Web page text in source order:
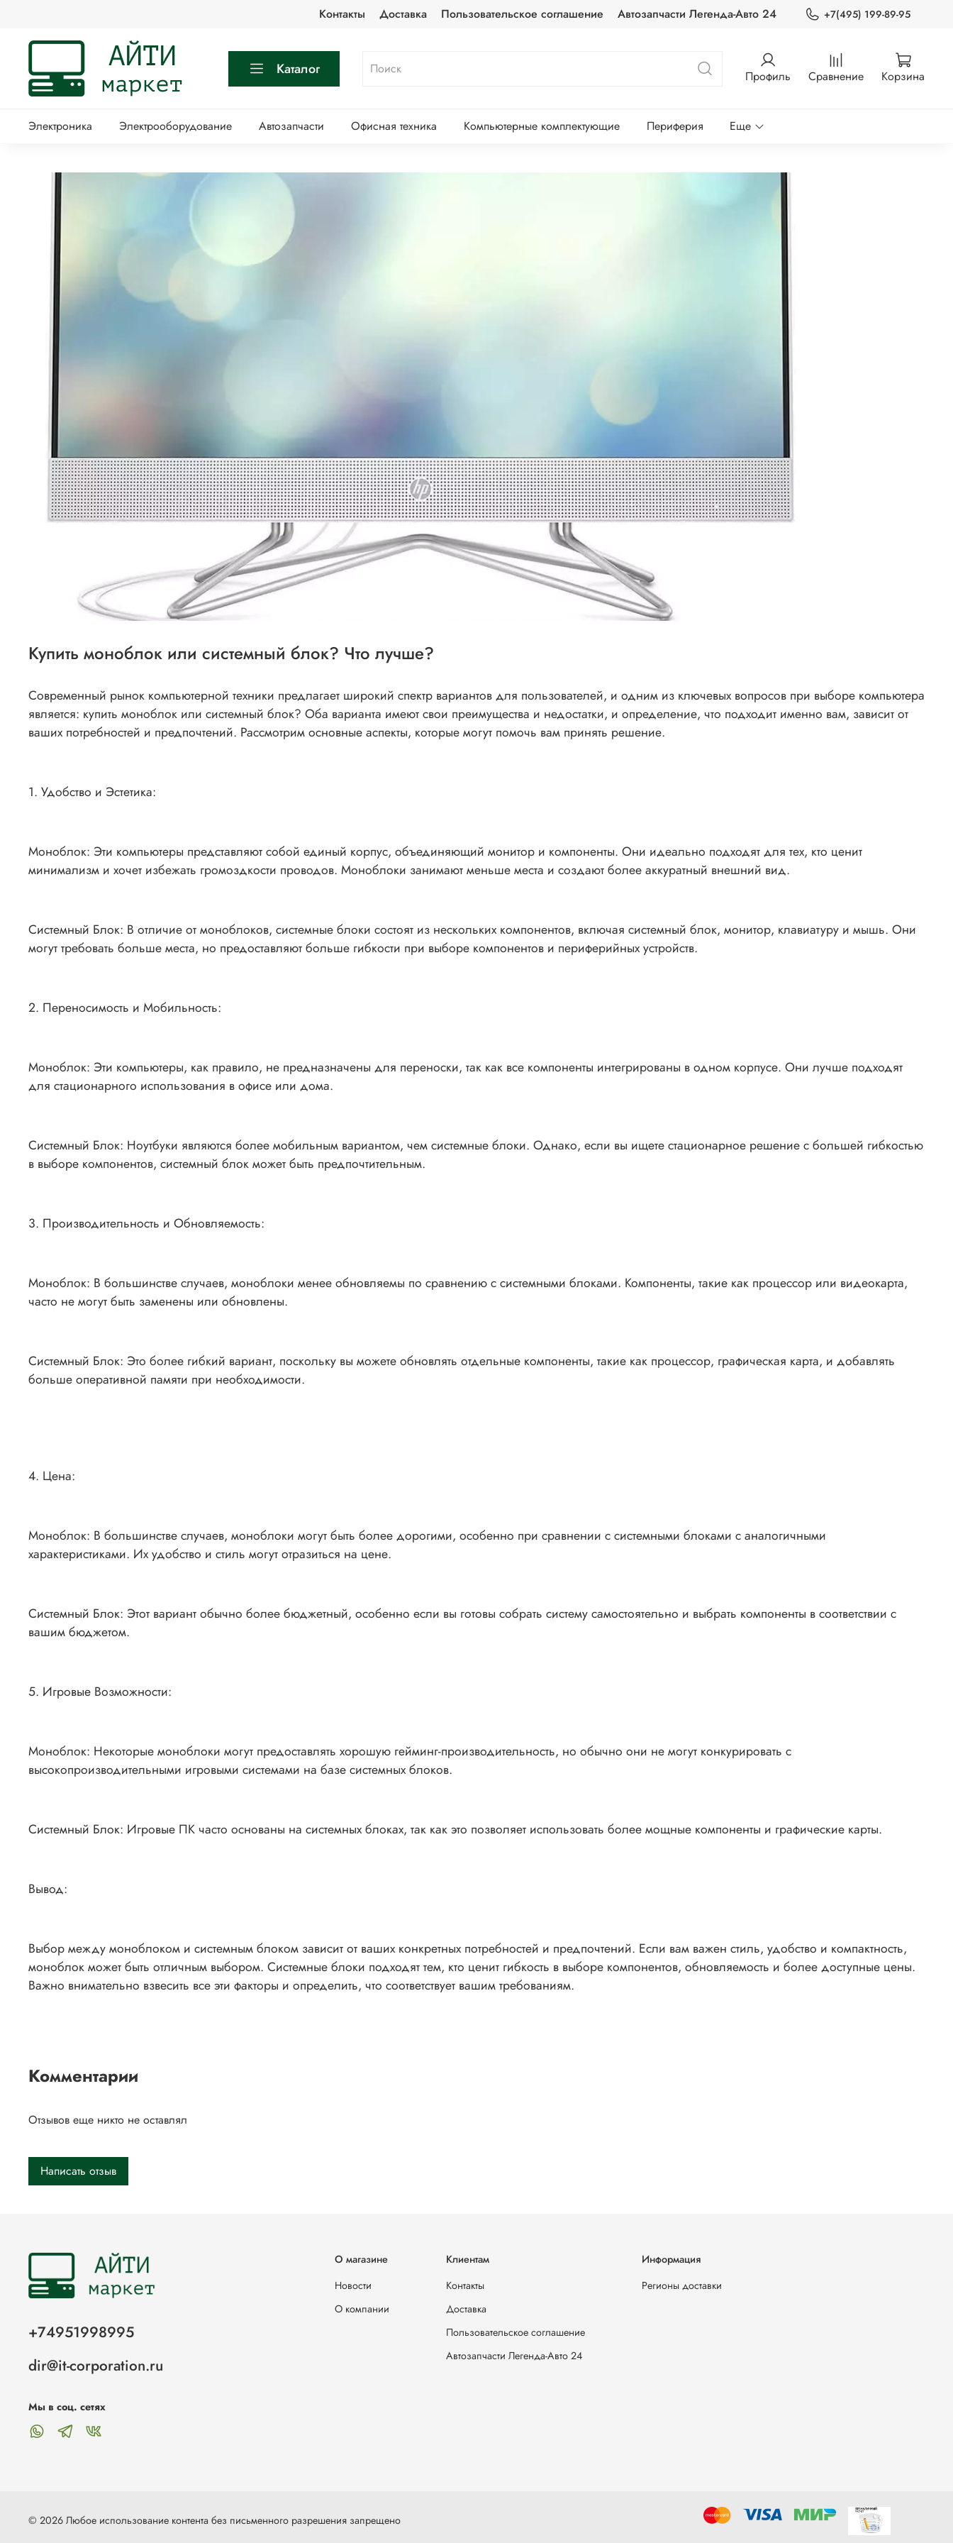
Контакты Доставка Пользовательское соглашение Автозапчасти Легенда-Авто 24 +7(495) 199-89-95
Каталог Профиль Сравнение Корзина
Электроника Электрооборудование Автозапчасти Офисная техника Компьютерные комплектующие Периферия Еще
Купить моноблок или системный блок? Что лучше?
Современный рынок компьютерной техники предлагает широкий спектр вариантов для пользователей, и одним из ключевых вопросов при выборе компьютера
является: купить моноблок или системный блок? Оба варианта имеют свои преимущества и недостатки, и определение, что подходит именно вам, зависит от
ваших потребностей и предпочтений. Рассмотрим основные аспекты, которые могут помочь вам принять решение.
1. Удобство и Эстетика:
Моноблок: Эти компьютеры представляют собой единый корпус, объединяющий монитор и компоненты. Они идеально подходят для тех, кто ценит
минимализм и хочет избежать громоздкости проводов. Моноблоки занимают меньше места и создают более аккуратный внешний вид.
Системный Блок: В отличие от моноблоков, системные блоки состоят из нескольких компонентов, включая системный блок, монитор, клавиатуру и мышь. Они
могут требовать больше места, но предоставляют больше гибкости при выборе компонентов и периферийных устройств.
2. Переносимость и Мобильность:
Моноблок: Эти компьютеры, как правило, не предназначены для переноски, так как все компоненты интегрированы в одном корпусе. Они лучше подходят
для стационарного использования в офисе или дома.
Системный Блок: Ноутбуки являются более мобильным вариантом, чем системные блоки. Однако, если вы ищете стационарное решение с большей гибкостью
в выборе компонентов, системный блок может быть предпочтительным.
3. Производительность и Обновляемость:
Моноблок: В большинстве случаев, моноблоки менее обновляемы по сравнению с системными блоками. Компоненты, такие как процессор или видеокарта,
часто не могут быть заменены или обновлены.
Системный Блок: Это более гибкий вариант, поскольку вы можете обновлять отдельные компоненты, такие как процессор, графическая карта, и добавлять
больше оперативной памяти при необходимости.
4. Цена:
Моноблок: В большинстве случаев, моноблоки могут быть более дорогими, особенно при сравнении с системными блоками с аналогичными
характеристиками. Их удобство и стиль могут отразиться на цене.
Системный Блок: Этот вариант обычно более бюджетный, особенно если вы готовы собрать систему самостоятельно и выбрать компоненты в соответствии с
вашим бюджетом.
5. Игровые Возможности:
Моноблок: Некоторые моноблоки могут предоставлять хорошую гейминг-производительность, но обычно они не могут конкурировать с
высокопроизводительными игровыми системами на базе системных блоков.
Системный Блок: Игровые ПК часто основаны на системных блоках, так как это позволяет использовать более мощные компоненты и графические карты.
Вывод:
Выбор между моноблоком и системным блоком зависит от ваших конкретных потребностей и предпочтений. Если вам важен стиль, удобство и компактность,
моноблок может быть отличным выбором. Системные блоки подходят тем, кто ценит гибкость в выборе компонентов, обновляемость и более доступные цены.
Важно внимательно взвесить все эти факторы и определить, что соответствует вашим требованиям.
Комментарии
Отзывов еще никто не оставлял
Написать отзыв
О магазине
Новости
О компании
Клиентам
Контакты
Доставка
Пользовательское соглашение
Автозапчасти Легенда-Авто 24
Информация
Регионы доставки
+74951998995
dir@it-corporation.ru
Мы в соц. сетях
© 2026 Любое использование контента без письменного разрешения запрещено